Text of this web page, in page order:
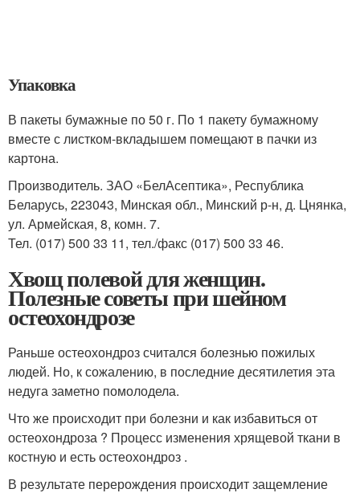
Упаковка
В пакеты бумажные по 50 г. По 1 пакету бумажному
вместе с листком-вкладышем помещают в пачки из
картона.
Производитель. ЗАО «БелАсептика», Республика
Беларусь, 223043, Минская обл., Минский р-н, д. Цнянка,
ул. Армейская, 8, комн. 7.
Тел. (017) 500 33 11, тел./факс (017) 500 33 46.
Хвощ полевой для женщин.
Полезные советы при шейном
остеохондрозе
Раньше остеохондроз считался болезнью пожилых
людей. Но, к сожалению, в последние десятилетия эта
недуга заметно помолодела.
Что же происходит при болезни и как избавиться от
остеохондроза ? Процесс изменения хрящевой ткани в
костную и есть остеохондроз .
В результате перерождения происходит защемление